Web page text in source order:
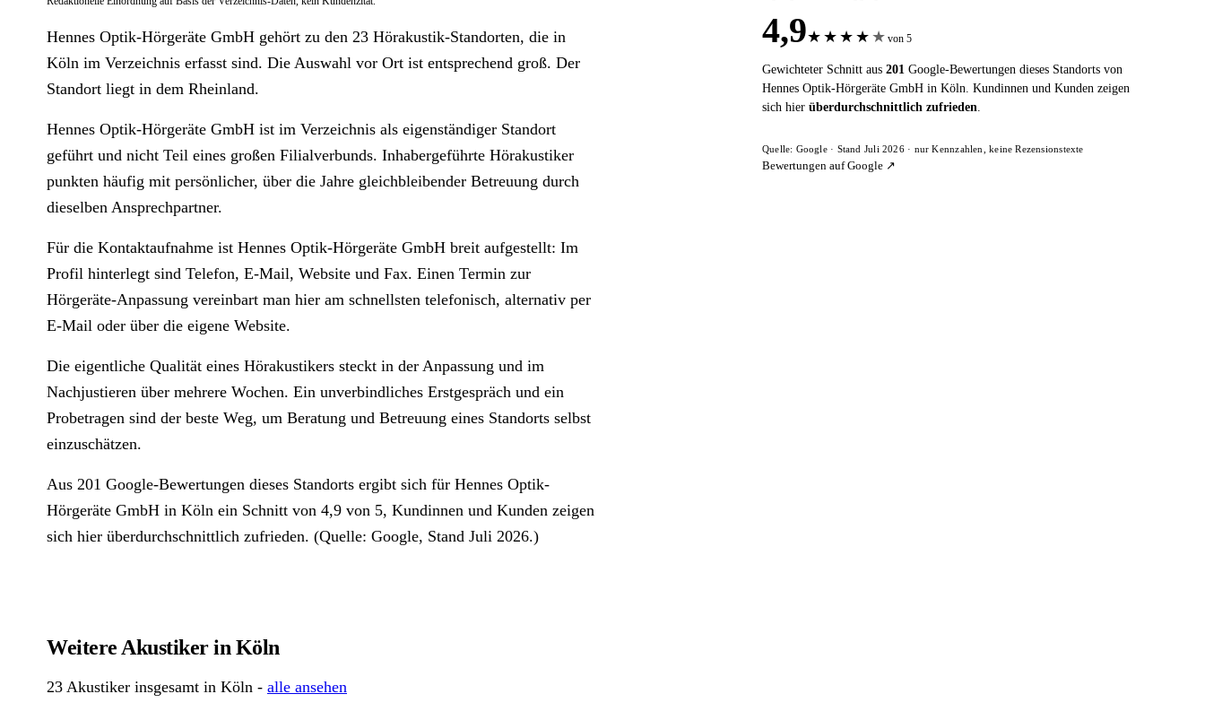
Hennes Optik-Hörgeräte GmbH gehört zu den 23 Hörakustik-Standorten, die in
Köln im Verzeichnis erfasst sind. Die Auswahl vor Ort ist entsprechend groß. Der
Standort liegt in dem Rheinland.
Hennes Optik-Hörgeräte GmbH ist im Verzeichnis als eigenständiger Standort
geführt und nicht Teil eines großen Filialverbunds. Inhabergeführte Hörakustiker
punkten häufig mit persönlicher, über die Jahre gleichbleibender Betreuung durch
dieselben Ansprechpartner.
Für die Kontaktaufnahme ist Hennes Optik-Hörgeräte GmbH breit aufgestellt: Im
Profil hinterlegt sind Telefon, E-Mail, Website und Fax. Einen Termin zur
Hörgeräte-Anpassung vereinbart man hier am schnellsten telefonisch, alternativ per
E-Mail oder über die eigene Website.
Die eigentliche Qualität eines Hörakustikers steckt in der Anpassung und im
Nachjustieren über mehrere Wochen. Ein unverbindliches Erstgespräch und ein
Probetragen sind der beste Weg, um Beratung und Betreuung eines Standorts selbst
einzuschätzen.
Aus 201 Google-Bewertungen dieses Standorts ergibt sich für Hennes Optik-
Hörgeräte GmbH in Köln ein Schnitt von 4,9 von 5, Kundinnen und Kunden zeigen
sich hier überdurchschnittlich zufrieden. (Quelle: Google, Stand Juli 2026.)
4,9★ ★ ★ ★ ★ von 5
Gewichteter Schnitt aus 201Google-Bewertungen dieses Standorts von
Hennes Optik-Hörgeräte GmbH in Köln. Kundinnen und Kunden zeigen
sich hier überdurchschnittlich zufrieden.
Quelle: Google · Stand Juli 2026 · nur Kennzahlen, keine Rezensionstexte
Bewertungen auf Google ↗
Weitere Akustiker in Köln
23 Akustiker insgesamt in Köln - alle ansehen